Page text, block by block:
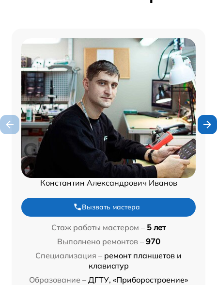
Константин Александрович Иванов
Вызвать мастера
Стаж работы мастером – 5 лет
Выполнено ремонтов – 970
Специализация – ремонт планшетов и
клавиатур
Образование – ДГТУ, «Приборостроение»